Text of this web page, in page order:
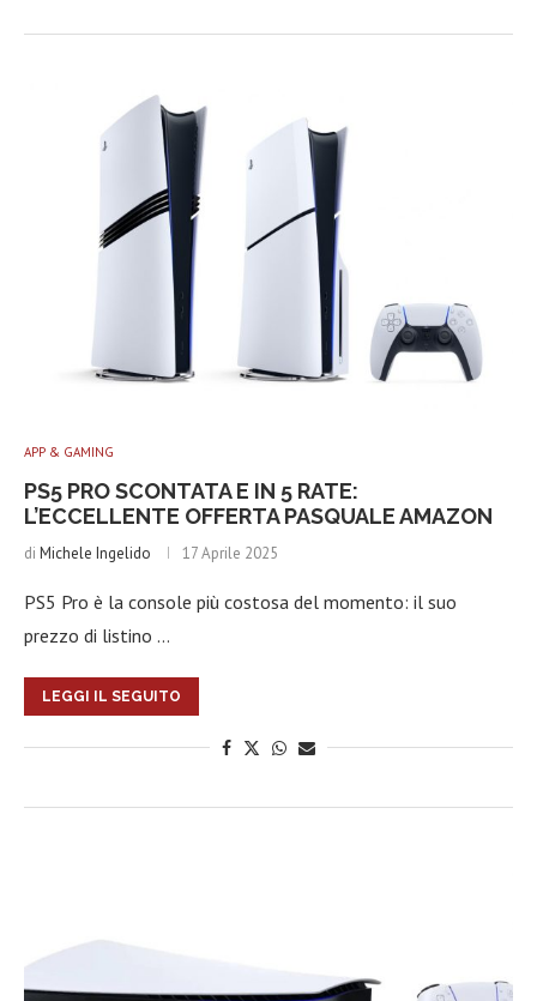
APP & GAMING
PS5 PRO SCONTATA E IN 5 RATE:
L’ECCELLENTE OFFERTA PASQUALE AMAZON
di Michele Ingelido 17 Aprile 2025
PS5 Pro è la console più costosa del momento: il suo
prezzo di listino …
LEGGI IL SEGUITO